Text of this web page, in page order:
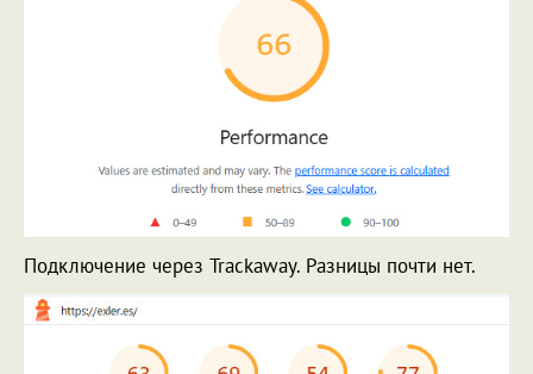
Подключение через Trackaway. Разницы почти нет.